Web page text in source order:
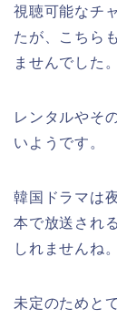
視聴可能なチ
たが、こちら
ませんでした。
レンタルやそ
いようです。
韓国ドラマは
本で放送され
しれませんね。
未定のためと